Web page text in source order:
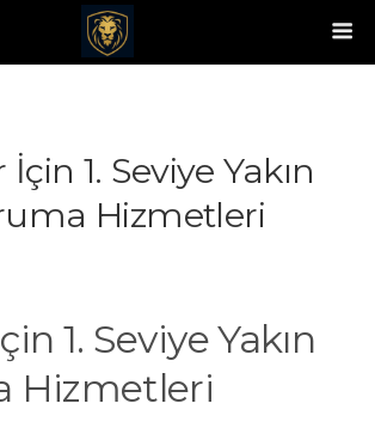
İçin 1. Seviye Yakın
Hizmetleri
1. Seviye Yakın
Hizmetleri